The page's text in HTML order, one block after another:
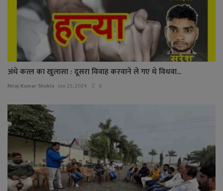
अंधे कत्ल का खुलासा : दूसरा विवाह करवाने ले गए थे विधवा...
Niraj Kumar Shukla Jun 25, 2024 0